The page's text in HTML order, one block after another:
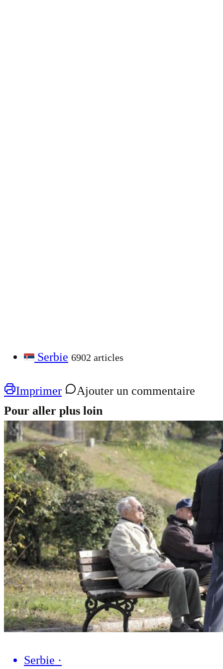
Serbie 6902 articles
Imprimer
Ajouter un commentaire
Pour aller plus loin
Serbie ·